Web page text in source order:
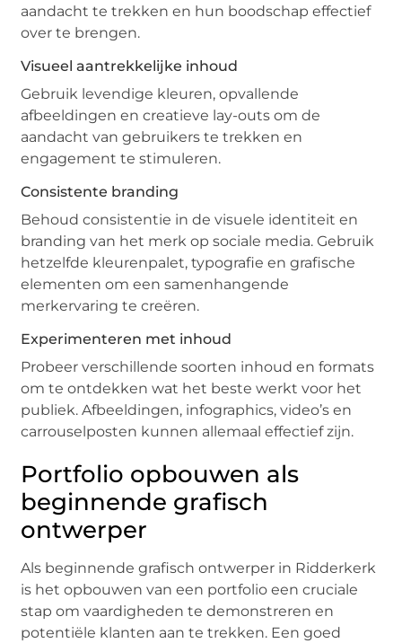
aandacht te trekken en hun boodschap effectief
over te brengen.
Visueel aantrekkelijke inhoud
Gebruik levendige kleuren, opvallende
afbeeldingen en creatieve lay-outs om de
aandacht van gebruikers te trekken en
engagement te stimuleren.
Consistente branding
Behoud consistentie in de visuele identiteit en
branding van het merk op sociale media. Gebruik
hetzelfde kleurenpalet, typografie en grafische
elementen om een samenhangende
merkervaring te creëren.
Experimenteren met inhoud
Probeer verschillende soorten inhoud en formats
om te ontdekken wat het beste werkt voor het
publiek. Afbeeldingen, infographics, video’s en
carrouselposten kunnen allemaal effectief zijn.
Portfolio opbouwen als
beginnende grafisch
ontwerper
Als beginnende grafisch ontwerper in Ridderkerk
is het opbouwen van een portfolio een cruciale
stap om vaardigheden te demonstreren en
potentiële klanten aan te trekken. Een goed